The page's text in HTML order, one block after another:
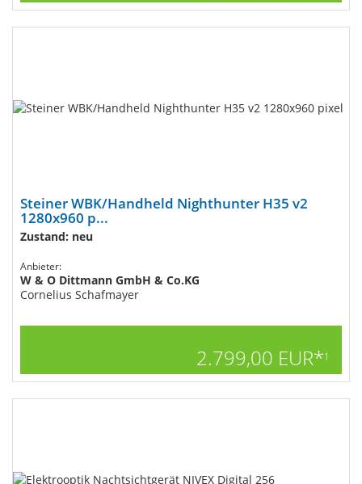
Steiner WBK/Handheld Nighthunter H35 v2
1280x960 p...
Zustand: neu
Anbieter:
W & O Dittmann GmbH & Co.KG
Cornelius Schafmayer
2.799,00 EUR*1